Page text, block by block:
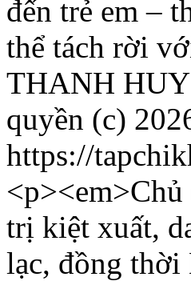
đến trẻ em –
thể tách rời
THANH HUY
quyền (c)
https://
trị kiệt xuất,
lạc, đồng thời